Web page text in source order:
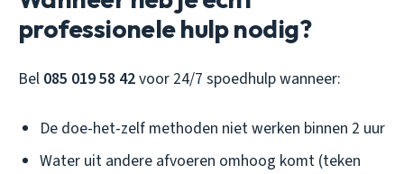
professionele hulp nodig?
Bel 085 019 58 42voor 24/7 spoedhulp wanneer:
De doe-het-zelf methoden niet werken binnen 2 uur
Water uit andere afvoeren omhoog komt (teken